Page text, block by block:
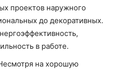
проектов наружного
до декоративных.
в работе.
на хорошую